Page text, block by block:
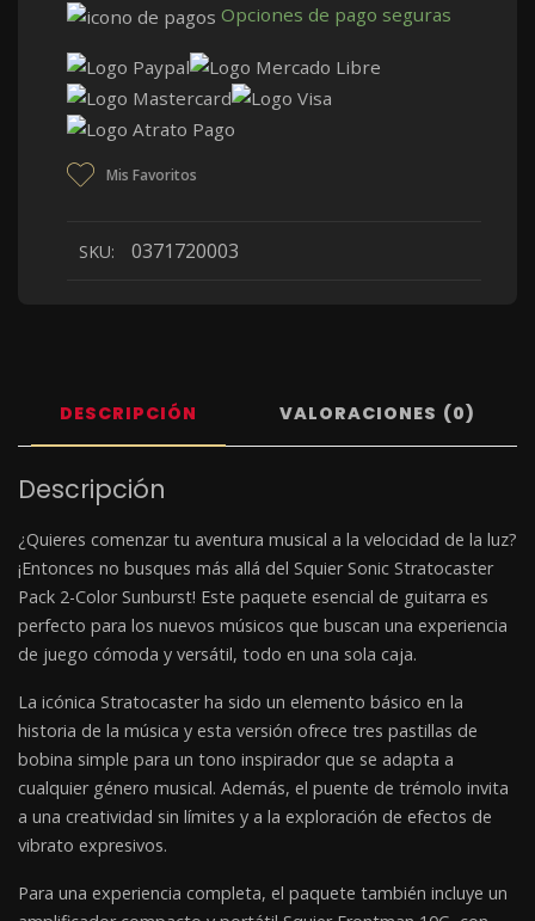
Opciones de pago seguras
Mis Favoritos
SKU: 0371720003
DESCRIPCIÓN VALORACIONES (0)
Descripción
¿Quieres comenzar tu aventura musical a la velocidad de la luz?
¡Entonces no busques más allá del Squier Sonic Stratocaster
Pack 2-Color Sunburst! Este paquete esencial de guitarra es
perfecto para los nuevos músicos que buscan una experiencia
de juego cómoda y versátil, todo en una sola caja.
La icónica Stratocaster ha sido un elemento básico en la
historia de la música y esta versión ofrece tres pastillas de
bobina simple para un tono inspirador que se adapta a
cualquier género musical. Además, el puente de trémolo invita
a una creatividad sin límites y a la exploración de efectos de
vibrato expresivos.
Para una experiencia completa, el paquete también incluye un